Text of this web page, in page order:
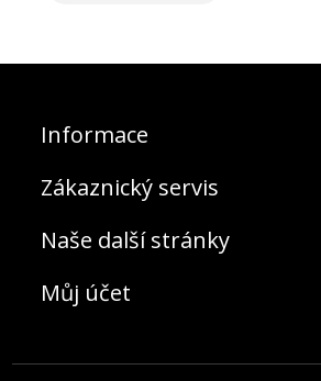
Informace
Zákaznický servis
Naše další stránky
Můj účet